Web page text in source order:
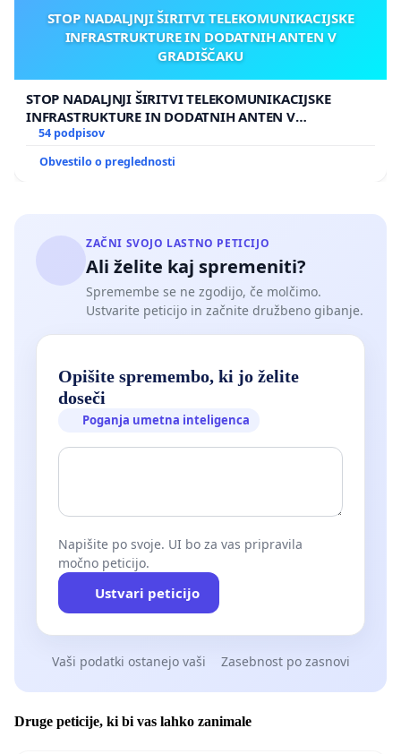
STOP NADALJNJI ŠIRITVI TELEKOMUNIKACIJSKE
INFRASTRUKTURE IN DODATNIH ANTEN V
GRADIŠČAKU
STOP NADALJNJI ŠIRITVI TELEKOMUNIKACIJSKE
INFRASTRUKTURE IN DODATNIH ANTEN V
GRADIŠČAKU
54 podpisov
Obvestilo o preglednosti
ZAČNI SVOJO LASTNO PETICIJO
Ali želite kaj spremeniti?
Spremembe se ne zgodijo, če molčimo.
Ustvarite peticijo in začnite družbeno gibanje.
Opišite spremembo, ki jo želite
doseči
Poganja umetna inteligenca
Napišite po svoje. UI bo za vas pripravila
močno peticijo.
Ustvari peticijo
Vaši podatki ostanejo vaši Zasebnost po zasnovi
Druge peticije, ki bi vas lahko zanimale